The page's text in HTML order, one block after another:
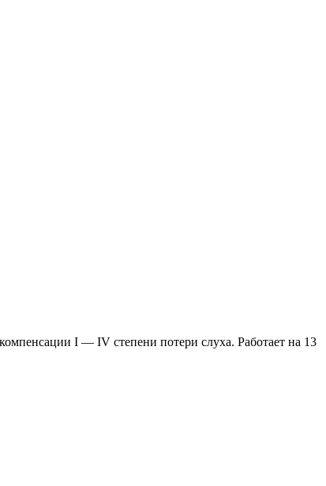
I — IV степени потери слуха. Работает на 13